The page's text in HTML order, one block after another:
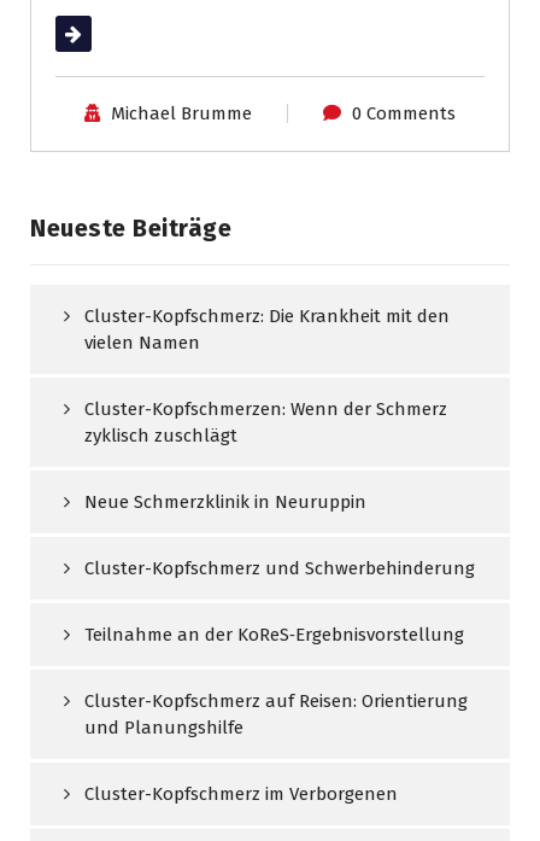
(mehr …)
Michael Brumme 0 Comments
Neueste Beiträge
Cluster-Kopfschmerz: Die Krankheit mit den
vielen Namen
Cluster-Kopfschmerzen: Wenn der Schmerz
zyklisch zuschlägt
Neue Schmerzklinik in Neuruppin
Cluster-Kopfschmerz und Schwerbehinderung
Teilnahme an der KoReS‑Ergebnisvorstellung
Cluster-Kopfschmerz auf Reisen: Orientierung
und Planungshilfe
Cluster-Kopfschmerz im Verborgenen